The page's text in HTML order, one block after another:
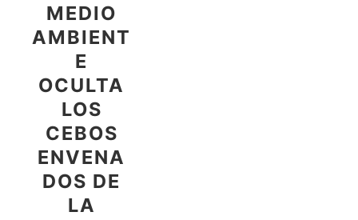
MEDIO
AMBIENT
E
OCULTA
LOS
CEBOS
ENVENA
DOS DE
LA